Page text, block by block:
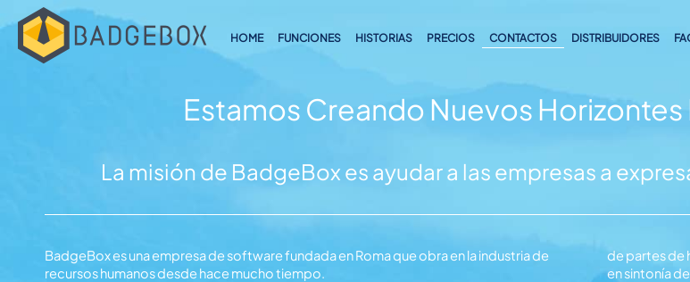
HOME FUNCIONES HISTORIAS PRECIOS CONTACTOS DISTRIBUIDORES
Estamos Creando Nuevos Horizontes
La misión de BadgeBox es ayudar a las empresas a
BadgeBox es una empresa de software fundada en Roma que obra en la industria de
recursos humanos desde hace mucho tiempo.
de partes de
en sintonía